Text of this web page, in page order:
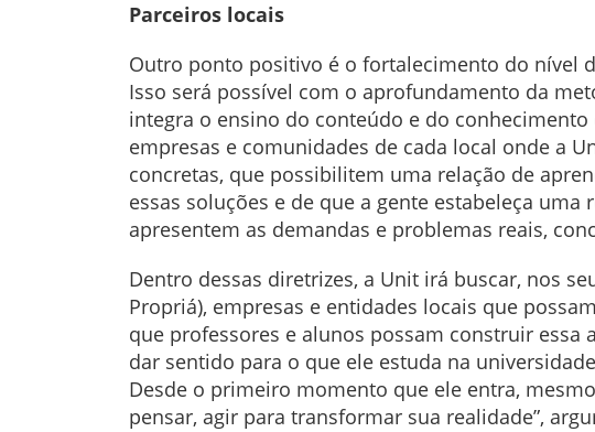
Parceiros locais
Outro ponto positivo é o fortalecimento do nível
Isso será possível com o aprofundamento da
integra o ensino do conteúdo e do
empresas e comunidades de cada local onde a
concretas, que possibilitem uma relação de
essas soluções e de que a gente estabeleça
apresentem as demandas e problemas reais,
Dentro dessas diretrizes, a Unit irá buscar, nos
Propriá), empresas e entidades locais que
que professores e alunos possam construir
dar sentido para o que ele estuda na
Desde o primeiro momento que ele entra,
pensar, agir para transformar sua realidade”,